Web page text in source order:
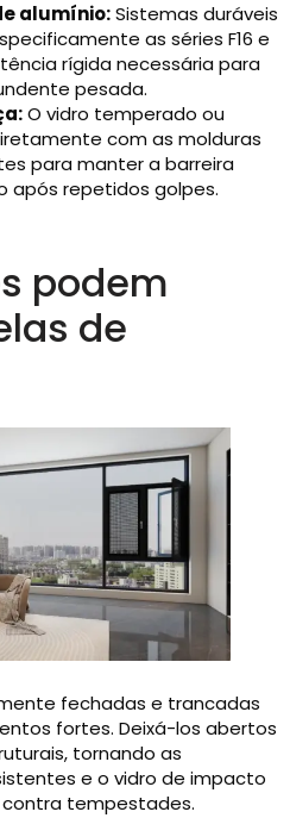
alumínio:Sistemas duráveis
as séries F16 e
rígida necessária para
pesada.
O vidro temperado ou
com as molduras
para manter a barreira
após repetidos golpes.
podem
de
fechadas e trancadas
fortes. Deixá-los abertos
tornando as
e o vidro de impacto
tempestades.